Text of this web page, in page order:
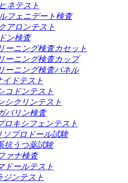
ネテスト
フェニデート検査
アロンテスト
ン検査
ーニング検査カセット
ーニング検査カップ
ーニング検査パネル
ドテスト
コドンテスト
シクリンテスト
バリン検査
ロキシフェンテスト
ソプロドール試験
抗うつ薬試験
ァナ検査
ドールテスト
ジンテスト